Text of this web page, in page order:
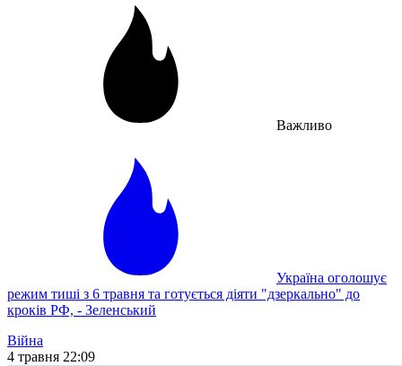
Важливо
Україна оголошує
режим тиші з 6 травня та готується діяти "дзеркально" до
кроків РФ, - Зеленський
Війна
4 травня 22:09